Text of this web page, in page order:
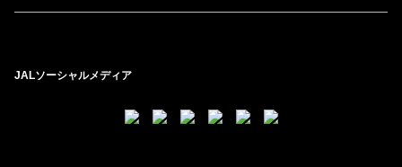
JALソーシャルメディア